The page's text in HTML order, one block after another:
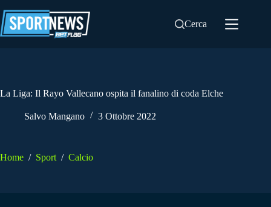
al
contenuto
Cerca
La Liga: Il Rayo Vallecano ospita il fanalino di coda Elche
Salvo Mangano 3 Ottobre 2022
Home / Sport / Calcio